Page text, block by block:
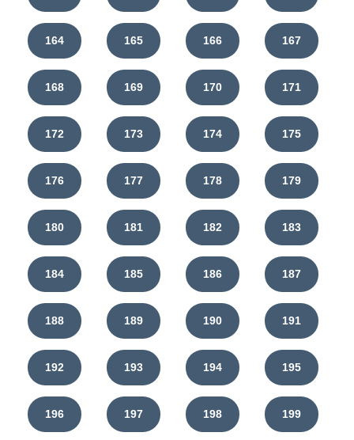
164 165 166 167
168 169 170 171
172 173 174 175
176 177 178 179
180 181 182 183
184 185 186 187
188 189 190 191
192 193 194 195
196 197 198 199